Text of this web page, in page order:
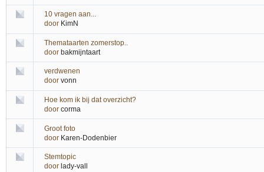
10 vragen aan...
door KimN
Themataarten zomerstop..
door bakmijntaart
verdwenen
door vonn
Hoe kom ik bij dat overzicht?
door corma
Groot foto
door Karen-Dodenbier
Stemtopic
door lady-vall